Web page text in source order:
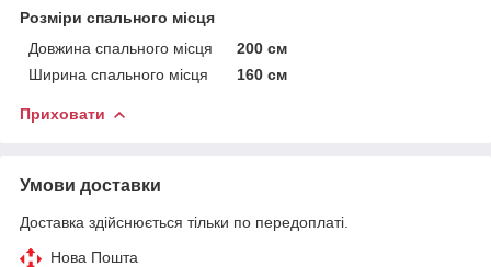
Розміри спального місця
Довжина спального місця
200 см
Ширина спального місця
160 см
Приховати
Умови доставки
Доставка здійснюється тільки по передоплаті.
Нова Пошта